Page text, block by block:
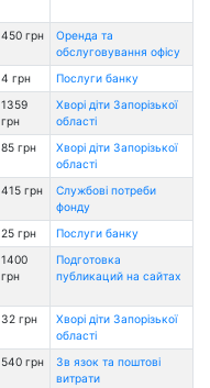
450 грн
Оренда та
обслуговування офісу
4 грн Послуги банку
1359
грн
Хворі діти Запорізької
області
85 грн
Хворі діти Запорізької
області
415 грн
Службові потреби
фонду
25 грн Послуги банку
1400
грн
Подготовка
публикаций на сайтах
32 грн
Хворі діти Запорізької
області
540 грн
Зв язок та поштові
витрати